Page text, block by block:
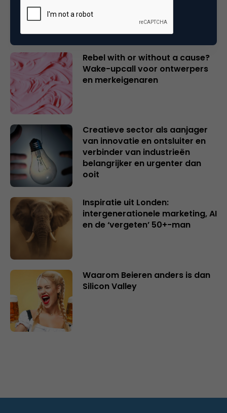
Gerelateerde artikelen
Rebel with or without a cause?
Wake-upcall voor ontwerpers
en merkeigenaren
Creatieve sector als aanjager
van innovatie en ontsluiter en
verbinder van industrieën
belangrijker en urgenter dan
ooit
Inspiratie uit Londen:
intergenerationele marketing, AI
en de ‘vergeten’ 50+-man
Waarom Beieren anders is dan
Silicon Valley